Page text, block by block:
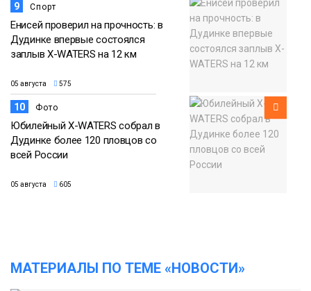
9 Спорт
Енисей проверил на прочность: в
Дудинке впервые состоялся
заплыв X-WATERS на 12 км
05 августа 575
10 Фото
Юбилейный X-WATERS собрал в
Дудинке более 120 пловцов со
всей России
05 августа 605
МАТЕРИАЛЫ ПО ТЕМЕ «НОВОСТИ»